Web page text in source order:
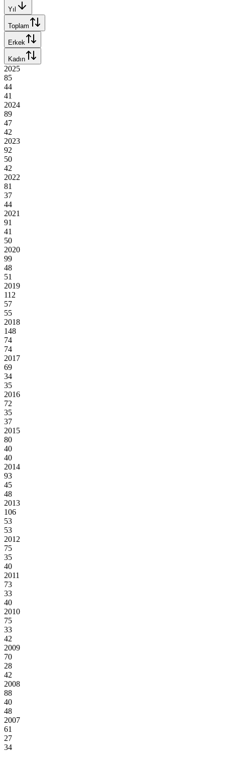
Yıl
Toplam
Erkek
Kadın
2025
85
44
41
2024
89
47
42
2023
92
50
42
2022
81
37
44
2021
91
41
50
2020
99
48
51
2019
112
57
55
2018
148
74
74
2017
69
34
35
2016
72
35
37
2015
80
40
40
2014
93
45
48
2013
106
53
53
2012
75
35
40
2011
73
33
40
2010
75
33
42
2009
70
28
42
2008
88
40
48
2007
61
27
34